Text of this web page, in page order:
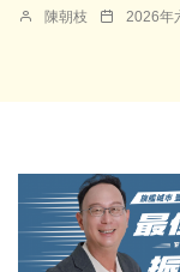
陳朝枝 2026年